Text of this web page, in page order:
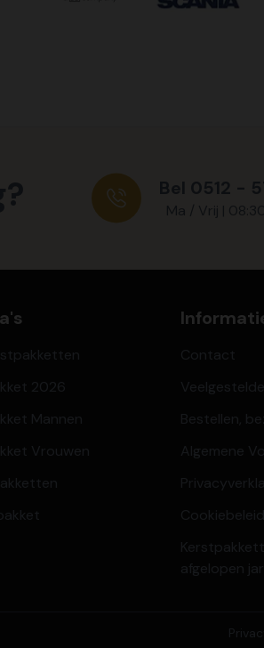
Bel 0512 -
Ma / Vrij |
2026
Mannen
Vrouwen
Contact
Bestellen,
Algemene
afgelopen
Privacy